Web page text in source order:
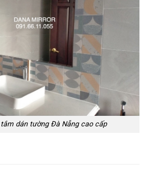
dán tường Đà Nẵng cao cấp